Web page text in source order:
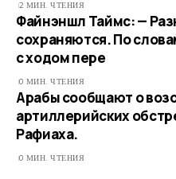
2 МИН. ЧТЕНИЯ
Файнэншл Таймс: —
сохраняются. По
с ходом пере
0 МИН. ЧТЕНИЯ
Арабы сообщают о
артиллерийских
Рафиаха.
0 МИН. ЧТЕНИЯ